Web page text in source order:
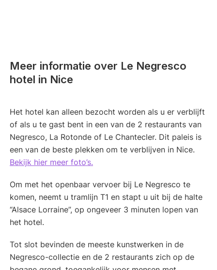
Meer informatie over Le Negresco
hotel in Nice
Het hotel kan alleen bezocht worden als u er verblijft
of als u te gast bent in een van de 2 restaurants van
Negresco, La Rotonde of Le Chantecler. Dit paleis is
een van de beste plekken om te verblijven in Nice.
Bekijk hier meer foto’s.
Om met het openbaar vervoer bij Le Negresco te
komen, neemt u tramlijn T1 en stapt u uit bij de halte
“Alsace Lorraine”, op ongeveer 3 minuten lopen van
het hotel.
Tot slot bevinden de meeste kunstwerken in de
Negresco-collectie en de 2 restaurants zich op de